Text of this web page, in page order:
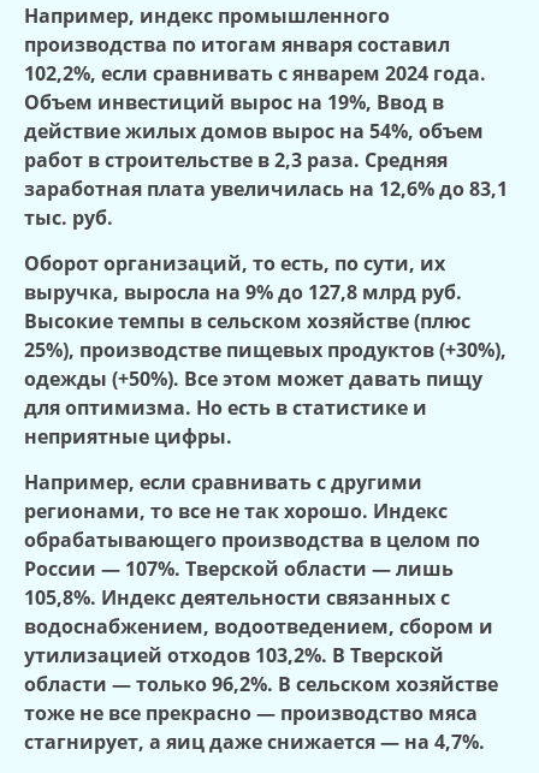
Например, индекс промышленного
производства по итогам января составил
102,2%, если сравнивать с январем 2024 года.
Объем инвестиций вырос на 19%, Ввод в
действие жилых домов вырос на 54%, объем
работ в строительстве в 2,3 раза. Средняя
заработная плата увеличилась на 12,6% до 83,1
тыс. руб.
Оборот организаций, то есть, по сути, их
выручка, выросла на 9% до 127,8 млрд руб.
Высокие темпы в сельском хозяйстве (плюс
25%), производстве пищевых продуктов (+30%),
одежды (+50%). Все этом может давать пищу
для оптимизма. Но есть в статистике и
неприятные цифры.
Например, если сравнивать с другими
регионами, то все не так хорошо. Индекс
обрабатывающего производства в целом по
России — 107%. Тверской области — лишь
105,8%. Индекс деятельности связанных с
водоснабжением, водоотведением, сбором и
утилизацией отходов 103,2%. В Тверской
области — только 96,2%. В сельском хозяйстве
тоже не все прекрасно — производство мяса
стагнирует, а яиц даже снижается — на 4,7%.